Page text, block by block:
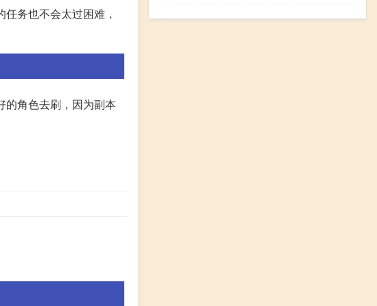
务也不会太过困难，
的角色去刷，因为副本